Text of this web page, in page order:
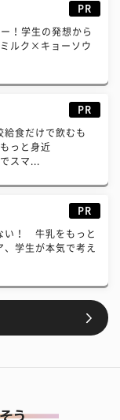
PR
！学生の発想から
ルク×キョーソウ
PR
給食だけで飲むも
っと身近
スマ...
PR
い！ 牛乳をもっと
、学生が本気で考え